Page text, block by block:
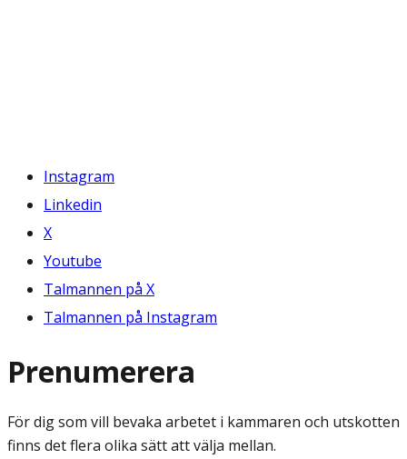
Instagram
Linkedin
X
Youtube
Talmannen på X
Talmannen på Instagram
Prenumerera
För dig som vill bevaka arbetet i kammaren och utskotten
finns det flera olika sätt att välja mellan.